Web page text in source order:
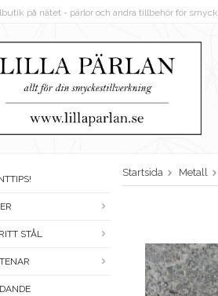
på nätet - pärlor och andra tillbehör för
STÅL
Startsida Metall